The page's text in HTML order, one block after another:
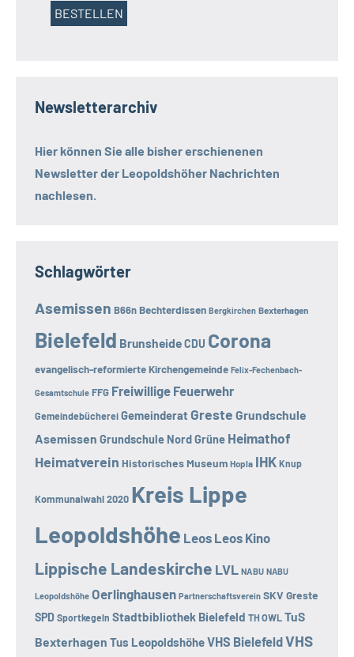
Newsletterarchiv
Hier können Sie alle bisher erschienenen
Newsletter der Leopoldshöher Nachrichten
nachlesen.
Schlagwörter
Asemissen B66nBechterdissen Bergkirchen Bexterhagen
Bielefeld BrunsheideCDU Corona
evangelisch-reformierte Kirchengemeinde Felix-Fechenbach-
Gesamtschule FFG Freiwillige Feuerwehr
Gemeindebücherei Gemeinderat Greste Grundschule
Asemissen Grundschule NordGrüne Heimathof
Heimatverein Historisches Museum Hopla IHK Knup
Kommunalwahl 2020 Kreis Lippe
Leopoldshöhe Leos Leos Kino
Lippische Landeskirche LVL NABU NABU
Leopoldshöhe Oerlinghausen Partnerschaftsverein SKV Greste
SPD Sportkegeln Stadtbibliothek Bielefeld TH OWL TuS
Bexterhagen Tus LeopoldshöheVHS BielefeldVHS